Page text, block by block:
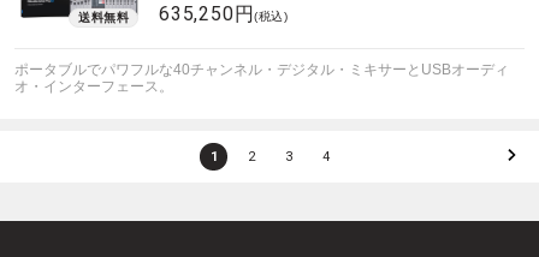
635,250円(税込)
ポータブルでパワフルな40チャンネル・デジタル・ミキサーとUSBオーディ
オ・インターフェース。
1 2 3 4